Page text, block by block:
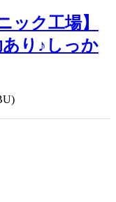
ック工場】
あり♪しっか